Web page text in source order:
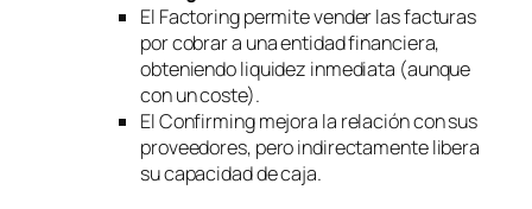
El Factoringpermite vender las facturas
por cobrar a una entidad financiera,
obteniendo liquidez inmediata (aunque
con un coste).
ElConfirmingmejora la relación con sus
proveedores, pero indirectamente libera
su capacidad de caja.